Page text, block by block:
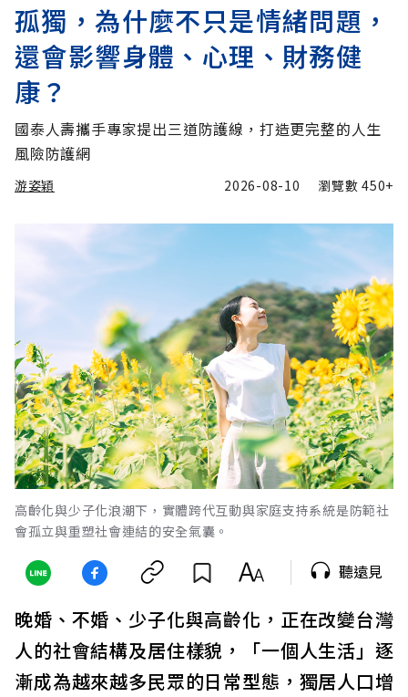
孤獨，為什麼不只是情緒問題，
還會影響身體、心理、財務健
康？
國泰人壽攜手專家提出三道防護線，打造更完整的人生
風險防護網
游姿穎 2026-08-10 瀏覽數450+
高齡化與少子化浪潮下，實體跨代互動與家庭支持系統是防範社
會孤立與重塑社會連結的安全氣囊。
聽遠見
晚婚、不婚、少子化與高齡化，正在改變台灣
人的社會結構及居住樣貌，「一個人生活」逐
漸成為越來越多民眾的日常型態，獨居人口增